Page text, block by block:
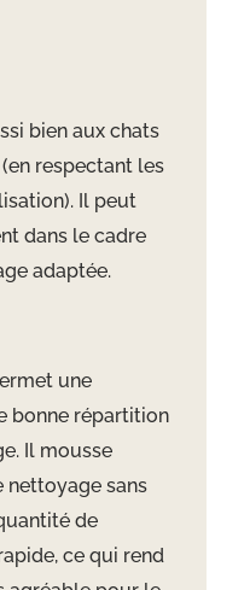
bien aux chats
respectant les
Il peut
dans le cadre
adaptée.
une
bonne répartition
Il mousse
nettoyage sans
de
ce qui rend